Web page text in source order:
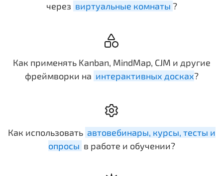
через виртуальные комнаты ?
Как применять Kanban, MindMap, CJM и другие
фреймворки на интерактивных досках?
Как использовать автовебинары, курсы, тесты и
опросы в работе и обучении?